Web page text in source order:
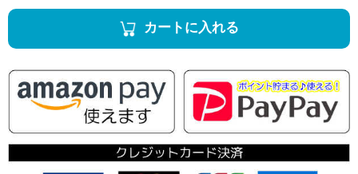
カートに入れる